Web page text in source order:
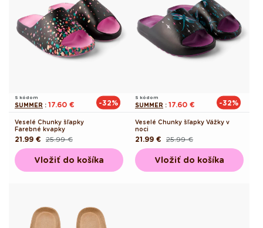
S kódom
SUMMER : 17.60 € -32%
Veselé Chunky šľapky
Farebné kvapky
Pôvodná
cena
25.99 €
Akciová
cena
21.99 €
Vložiť do košíka
S kódom
SUMMER : 17.60 € -32%
Veselé Chunky šľapky Vážky v
noci
Pôvodná
cena
25.99 €
Akciová
cena
21.99 €
Vložiť do košíka